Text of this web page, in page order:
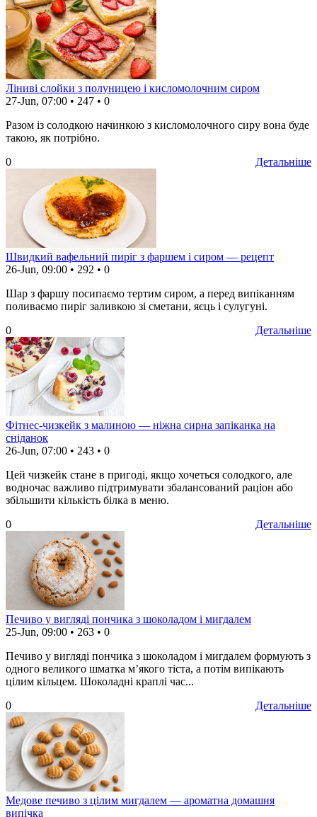
Ліниві слойки з полуницею і кисломолочним сиром
27-Jun, 07:00 • 247 • 0
Разом із солодкою начинкою з кисломолочного сиру вона буде
такою, як потрібно.
Детальніше
0
Швидкий вафельний пиріг з фаршем і сиром — рецепт
26-Jun, 09:00 • 292 • 0
Шар з фаршу посипаємо тертим сиром, а перед випіканням
поливаємо пиріг заливкою зі сметани, яєць і сулугуні.
Детальніше
0
Фітнес-чизкейк з малиною — ніжна сирна запіканка на
сніданок
26-Jun, 07:00 • 243 • 0
Цей чизкейк стане в пригоді, якщо хочеться солодкого, але
водночас важливо підтримувати збалансований раціон або
збільшити кількість білка в меню.
Детальніше
0
Печиво у вигляді пончика з шоколадом і мигдалем
25-Jun, 09:00 • 263 • 0
Печиво у вигляді пончика з шоколадом і мигдалем формують з
одного великого шматка м’якого тіста, а потім випікають
цілим кільцем. Шоколадні краплі час...
Детальніше
0
Медове печиво з цілим мигдалем — ароматна домашня
випічка